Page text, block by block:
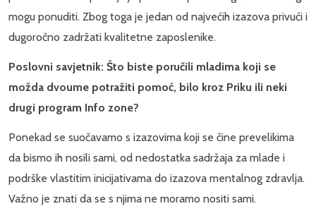
mogu ponuditi. Zbog toga je jedan od najvećih izazova privući i
dugoročno zadržati kvalitetne zaposlenike.
Poslovni savjetnik: Što biste poručili mladima koji se
možda dvoume potražiti pomoć, bilo kroz Priku ili neki
drugi program Info zone?
Ponekad se suočavamo s izazovima koji se čine prevelikima
da bismo ih nosili sami, od nedostatka sadržaja za mlade i
podrške vlastitim inicijativama do izazova mentalnog zdravlja.
Važno je znati da se s njima ne moramo nositi sami.